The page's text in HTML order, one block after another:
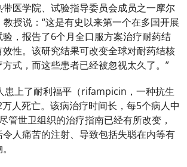
医学院、试验指导委员会成员之一摩尔
教授说：“这是有史以来第一个在多国开展
，报告了6个月全口服方案治疗耐药结
性。该研究结果可改变全球对耐药结核
式，而这些患者已经被忽视太久了。”
患上了耐利福平（rifampicin，一种抗生
人死亡。该病治疗时间长，每5个病人中
管世卫组织的治疗指南已经有所改变，
人痛苦的注射、导致包括失聪在内等有